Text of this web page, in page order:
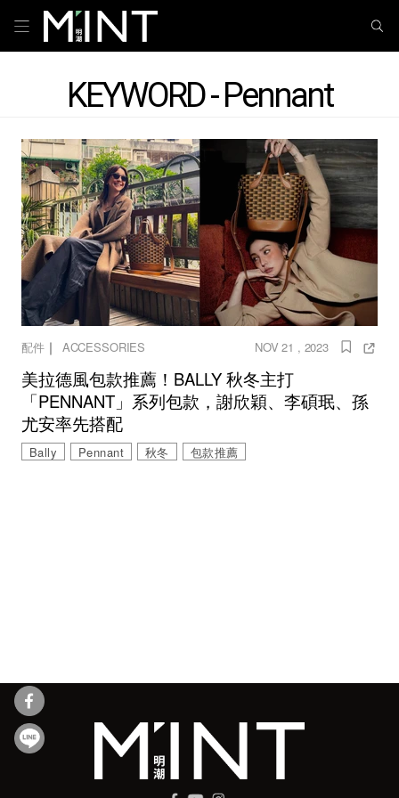
KEYWORD - Pennant
配件｜ ACCESSORIES NOV 21 , 2023
美拉德風包款推薦！BALLY 秋冬主打
「PENNANT」系列包款，謝欣穎、李碩珉、孫
尤安率先搭配
Bally Pennant 秋冬 包款推薦